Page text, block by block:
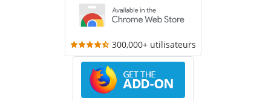
300,000+ utilisateurs